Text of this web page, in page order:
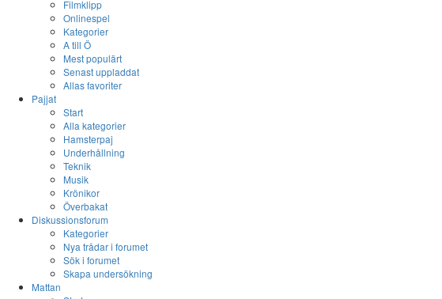
Filmklipp
Onlinespel
Kategorier
A till Ö
Mest populärt
Senast uppladdat
Allas favoriter
Pajjat
Start
Alla kategorier
Hamsterpaj
Underhållning
Teknik
Musik
Krönikor
Överbakat
Diskussionsforum
Kategorier
Nya trådar i forumet
Sök i forumet
Skapa undersökning
Mattan